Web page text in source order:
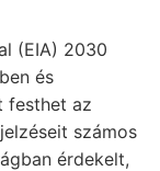
(EIA) 2030
és
festhet az
számos
érdekelt,